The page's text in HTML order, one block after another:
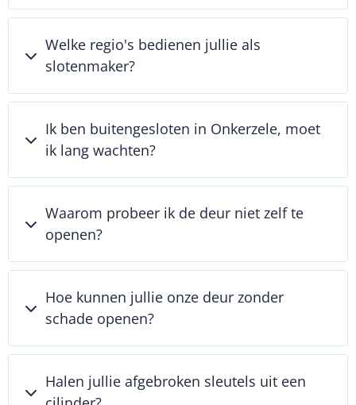
Welke regio's bedienen jullie als
slotenmaker?
Ik ben buitengesloten in Onkerzele, moet
ik lang wachten?
Waarom probeer ik de deur niet zelf te
openen?
Hoe kunnen jullie onze deur zonder
schade openen?
Halen jullie afgebroken sleutels uit een